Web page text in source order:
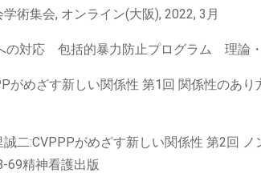
術集会, オンライン(大阪), 2022, 3月
の対応 包括的暴力防止プログラム 理論
がめざす新しい関係性 第1回 関係性のあ
二:CVPPPがめざす新しい関係性 第2回
69精神看護出版